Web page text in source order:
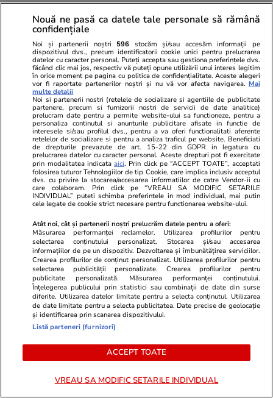
POLITIC
Politică
Grindeanu a dezvăluit numele
de premier pronunțat la
Cotroceni în discuțiile dintre
Nicușor Dan, PSD, PNL, USR și
UDMR: „S-a vorbit de un
tehnocrat. Bolojan și Fritz se
opun”
Politică 13 iul.
Traian Băsescu dă de pământ
cu Ilie Bolojan în plin blocaj
politic: „Orice prost mărește
taxele”
PARTENERI
Nouă ne pasă ca datele tale personale să rămână
confidențiale
Noi și partenerii noștri 596 stocăm și/sau accesăm informații pe
dispozitivul dvs., precum identificatorii cookie unici pentru prelucrarea
datelor cu caracter personal. Puteți accepta sau gestiona preferințele dvs.
făcând clic mai jos, respectiv vă puteți opune utilizării unui interes legitim
în orice moment pe pagina cu politica de confidențialitate. Aceste alegeri
vor fi raportate partenerilor noștri și nu vă vor afecta navigarea. Mai
multe detalii
Noi si partenerii nostri (retelele de socializare si agentiile de publicitate
partenere, precum si furnizorii nostri de servicii de date analitice)
prelucram date pentru a permite website-ului sa functioneze, pentru a
personaliza continutul si anunturile publicitare afisate in functie de
interesele si/sau profilul dvs., pentru a va oferi functionalitati aferente
retelelor de socializare si pentru a analiza traficul pe website. Beneficiati
de drepturile prevazute de art. 15-22 din GDPR in legatura cu
prelucrarea datelor cu caracter personal. Aceste drepturi pot fi exercitate
prin modalitatea indicataaici. Prin click pe “ACCEPT TOATE”, acceptati
folosirea tuturor Tehnologiilor de tip Cookie, care implica inclusiv acceptul
dvs. cu privire la stocarea/accesarea informatiilor de catre Vendor-ii cu
care colaboram. Prin click pe “VREAU SA MODIFIC SETARILE
INDIVIDUAL” puteti schimba preferintele in mod individual, mai putin
cele legate de cookie strict necesare pentru functionarea website-ului.
Atât noi, cât și partenerii noștri prelucrăm datele pentru a oferi:
Măsurarea performanței reclamelor. Utilizarea profilurilor pentru
selectarea conținutului personalizat. Stocarea și/sau accesarea
informațiilor de pe un dispozitiv. Dezvoltarea și îmbunătățirea serviciilor.
Crearea profilurilor de conținut personalizat. Utilizarea profilurilor pentru
selectarea publicității personalizate. Crearea profilurilor pentru
publicitate personalizată. Măsurarea performanței conținutului.
Înțelegerea publicului prin statistici sau combinații de date din surse
diferite. Utilizarea datelor limitate pentru a selecta conținutul. Utilizarea
de date limitate pentru a selecta publicitatea. Date precise de geolocație
și identificarea prin scanarea dispozitivului.
Listă parteneri (furnizori)
ACCEPT TOATE
VREAU SA MODIFIC SETARILE INDIVIDUAL